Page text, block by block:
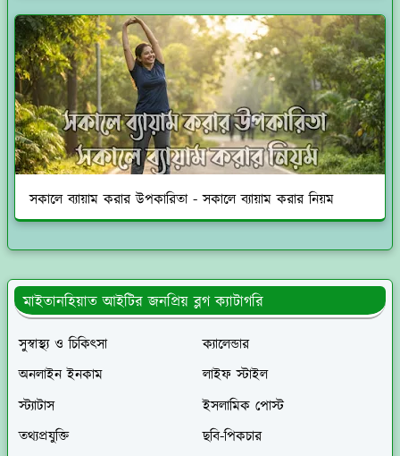
সকালে ব্যায়াম করার উপকারিতা - সকালে ব্যায়াম করার নিয়ম
মাইতানহিয়াত আইটির জনপ্রিয় ব্লগ ক্যাটাগরি
সুস্বাস্থ্য ও চিকিৎসা
ক্যালেন্ডার
অনলাইন ইনকাম
লাইফ স্টাইল
স্ট্যাটাস
ইসলামিক পোস্ট
তথ্যপ্রযুক্তি
ছবি-পিকচার